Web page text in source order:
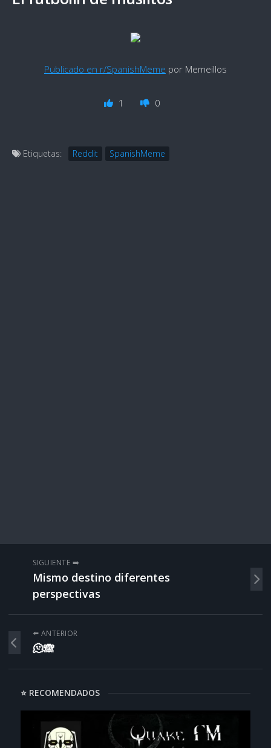
Publicado en r/SpanishMeme por Memeillos
1 0
Etiquetas: Reddit SpanishMeme
SIGUIENTE ➡️
Mismo destino diferentes
perspectivas
⬅️ ANTERIOR
🫠🙈
⭐ RECOMENDADOS